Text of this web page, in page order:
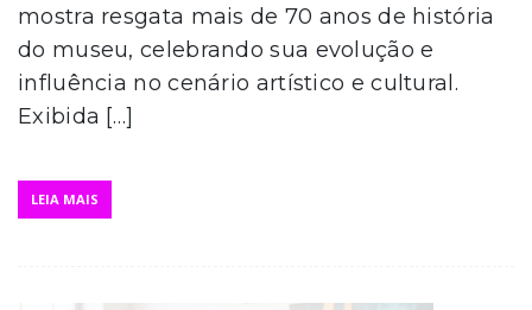
mostra resgata mais de 70 anos de história
do museu, celebrando sua evolução e
influência no cenário artístico e cultural.
Exibida […]
LEIA MAIS